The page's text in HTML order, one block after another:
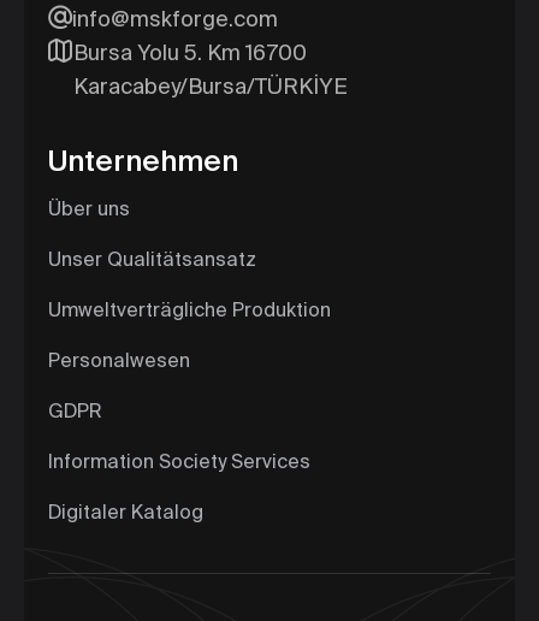
info@mskforge.com
Bursa Yolu 5. Km 16700
Karacabey/Bursa/TÜRKİYE
Unternehmen
Über uns
Unser Qualitätsansatz
Umweltverträgliche Produktion
Personalwesen
GDPR
Information Society Services
Digitaler Katalog